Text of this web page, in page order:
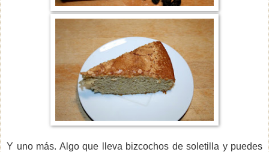
Y uno más. Algo que lleva bizcochos de soletilla y puedes